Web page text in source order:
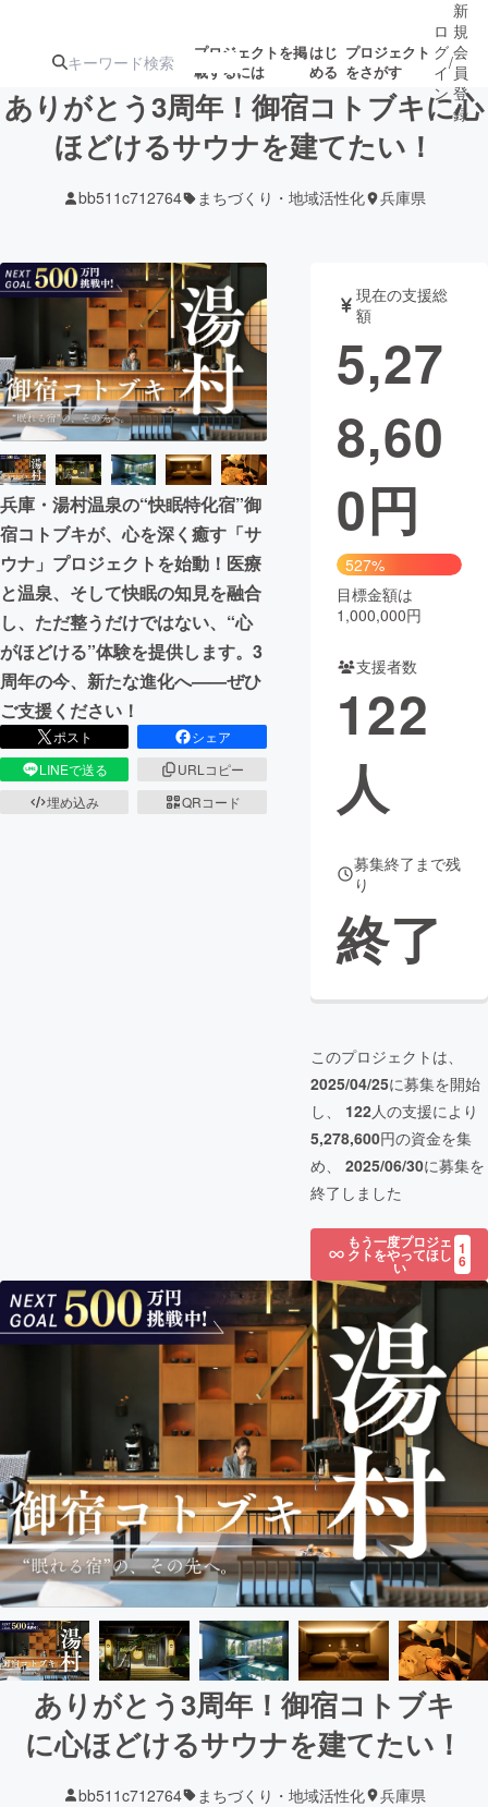
プロジェクトを掲
載するには
はじ
める
プロジェクト
をさがす
ターン
ジェクト
募集終了が近いプ
ロジェクト
もうすぐ公開
されます
アート・写真 音楽
テクノロジー・ガジェット ゲーム・サ
映像・映画
ビジネス・起業
まちづくり・地域活性化
CAMPFIRE for Social Good
CAMPFIRE Creation
CAMPFIREふるさと納税machi-ya コミュニティ
ロ
グ
イ
ン
/
新
規
会
員
登
録
ありがとう3周年！御宿コトブキに心
ほどけるサウナを建てたい！
bb511c712764 まちづくり・地域活性化 兵庫県
兵庫・湯村温泉の“快眠特化宿”御
宿コトブキが、心を深く癒す「サ
ウナ」プロジェクトを始動！医療
と温泉、そして快眠の知見を融合
し、ただ整うだけではない、“心
がほどける”体験を提供します。3
周年の今、新たな進化へ——ぜひ
ご支援ください！
ポスト
シェア
LINEで送る
URLコピー
埋め込み
QRコード
現在の支援総
額
5,27
8,60
0円
527%
目標金額は
1,000,000円
支援者数
122
人
募集終了まで残
り
終了
このプロジェクトは、
2025/04/25に募集を開始
し、 122人の支援により
5,278,600円の資金を集
め、 2025/06/30に募集を
終了しました
もう一度プロジェ
クトをやってほし
い
1
6
ありがとう3周年！御宿コトブキ
に心ほどけるサウナを建てたい！
bb511c712764 まちづくり・地域活性化 兵庫県